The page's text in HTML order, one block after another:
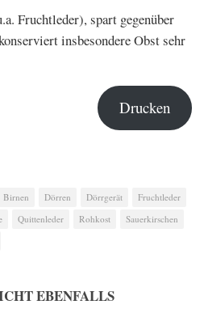
Fruchtleder), spart gegenüber
insbesondere Obst sehr
Drucken
Birnen Dörren Dörrgerät
Fruchtleder
Quittenleder Rohkost
Sauerkirschen
EBENFALLS